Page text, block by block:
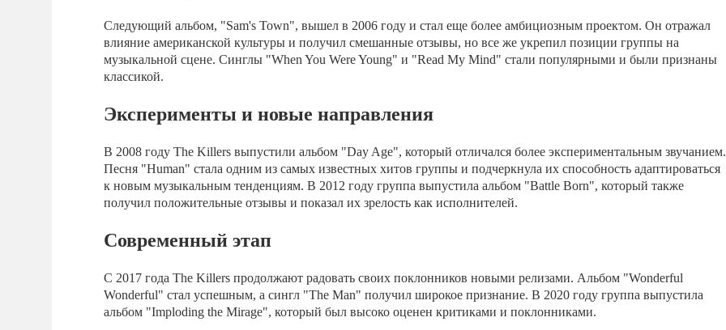
Следующий альбом, "Sam's Town", вышел в 2006 году и стал еще более амбициозным проектом. Он отражал
влияние американской культуры и получил смешанные отзывы, но все же укрепил позиции группы на
музыкальной сцене. Синглы "When You Were Young" и "Read My Mind" стали популярными и были признаны
классикой.
Эксперименты и новые направления
В 2008 году The Killers выпустили альбом "Day Age", который отличался более экспериментальным звучанием.
Песня "Human" стала одним из самых известных хитов группы и подчеркнула их способность адаптироваться
к новым музыкальным тенденциям. В 2012 году группа выпустила альбом "Battle Born", который также
получил положительные отзывы и показал их зрелость как исполнителей.
Современный этап
С 2017 года The Killers продолжают радовать своих поклонников новыми релизами. Альбом "Wonderful
Wonderful" стал успешным, а сингл "The Man" получил широкое признание. В 2020 году группа выпустила
альбом "Imploding the Mirage", который был высоко оценен критиками и поклонниками.